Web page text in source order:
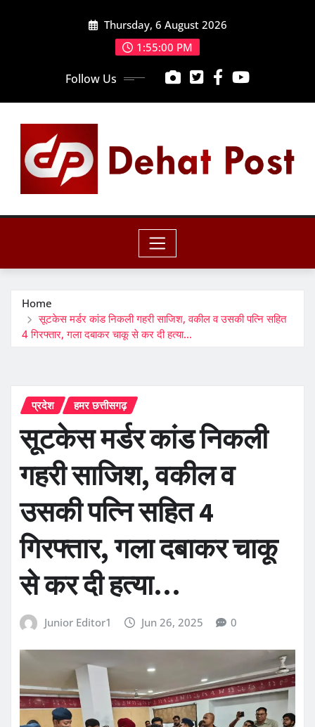
Thursday, 6 August 2026
1:55:01 PM
Follow Us
Home
सूटकेस मर्डर कांड निकली गहरी साजिश, वकील व उसकी पत्नि सहित
4 गिरफ्तार, गला दबाकर चाकू से कर दी हत्या…
प्रदेश हमर छत्तीसगढ़
सूटकेस मर्डर कांड निकली
गहरी साजिश, वकील व
उसकी पत्नि सहित 4
गिरफ्तार, गला दबाकर चाकू
से कर दी हत्या…
Junior Editor1 Jun 26, 2025 0